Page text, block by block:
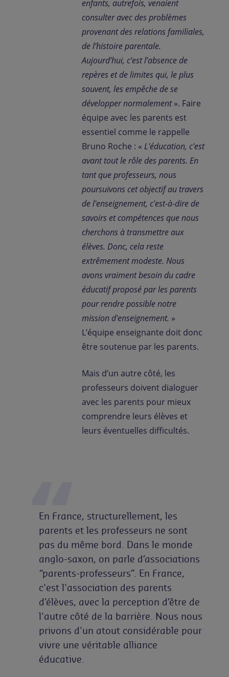
enfants, autrefois, venaient
consulter avec des problèmes
provenant des relations familiales,
de l’histoire parentale.
Aujourd’hui, c’est l’absence de
repères et de limites qui, le plus
souvent, les empêche de se
développer normalement». Faire
équipe avec les parents est
essentiel comme le rappelle
Bruno Roche : « L'éducation, c'est
avant tout le rôle des parents. En
tant que professeurs, nous
poursuivons cet objectif au travers
de l'enseignement, c'est-à-dire de
savoirs et compétences que nous
cherchons à transmettre aux
élèves. Donc, cela reste
extrêmement modeste. Nous
avons vraiment besoin du cadre
éducatif proposé par les parents
pour rendre possible notre
mission d'enseignement. »
L’équipe enseignante doit donc
être soutenue par les parents.
Mais d’un autre côté, les
professeurs doivent dialoguer
avec les parents pour mieux
comprendre leurs élèves et
leurs éventuelles difficultés.
En France, structurellement, les
parents et les professeurs ne sont
pas du même bord. Dans le monde
anglo-saxon, on parle d’associations
“parents-professeurs”. En France,
c'est l'association des parents
d’élèves, avec la perception d’être de
l'autre côté de la barrière. Nous nous
privons d'un atout considérable pour
vivre une véritable alliance
éducative.